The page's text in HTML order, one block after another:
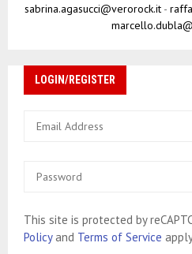
sabrina.agasucci@verorock.it-
LOGIN/REGISTER
This site is protected by
Policyand Terms of Service